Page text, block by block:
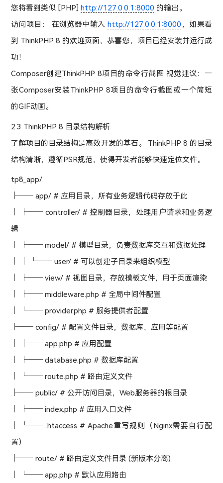
您将看到类似 [PHP] http://127.0.0.1:8000 的输出。
访问项目： 在浏览器中输入 http://127.0.0.1:8000 ，如果看
到 ThinkPHP 8 的欢迎页面，恭喜您，项目已经安装并运行成
功！
Composer创建ThinkPHP 8项目的命令行截图 视觉建议：一
张Composer安装ThinkPHP 8项目的命令行截图或一个简短
的GIF动画。
2.3 ThinkPHP 8 目录结构解析
了解项目的目录结构是高效开发的基石。 ThinkPHP 8 的目录
结构清晰，遵循PSR规范，使得开发者能够快速定位文件。
tp8_app/
├── app/ # 应用目录，所有业务逻辑代码存放于此
│ ├── controller/ # 控制器目录，处理用户请求和业务逻
辑
│ ├── model/ # 模型目录，负责数据库交互和数据处理
│ │ └── user/ # 可以创建子目录来组织模型
│ ├── view/ # 视图目录，存放模板文件，用于页面渲染
│ ├── middleware.php # 全局中间件配置
│ └── provider.php # 服务提供者配置
├── config/ # 配置文件目录，数据库、应用等配置
│ ├── app.php # 应用配置
│ ├── database.php # 数据库配置
│ └── route.php # 路由定义文件
├── public/ # 公开访问目录，Web服务器的根目录
│ ├── index.php # 应用入口文件
│ └── .htaccess # Apache重写规则（Nginx需要自行配
置）
├── route/ # 路由定义文件目录 (新版本分离)
│ └── app.php # 默认应用路由